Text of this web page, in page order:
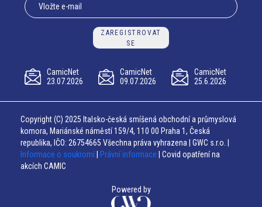
ZAREGISTROVAT
SE
CamicNet
23.07.2026
CamicNet
09.07.2026
CamicNet
25.6.2026
Copyright (C) 2025 Italsko-česká smíšená obchodní a průmyslová
komora, Mariánské náměstí 159/4, 110 00 Praha 1, Česká
republika, IČO: 26754665 Všechna práva vyhrazena | GWC s.r.o. |
Informace o soukromí
Právní informace | Covid opatření na
akcích CAMIC
Powered by